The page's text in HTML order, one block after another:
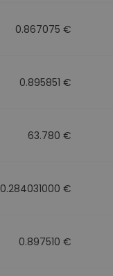
0.867075 €
0.895851 €
63.780 €
0.284031000 €
0.897510 €